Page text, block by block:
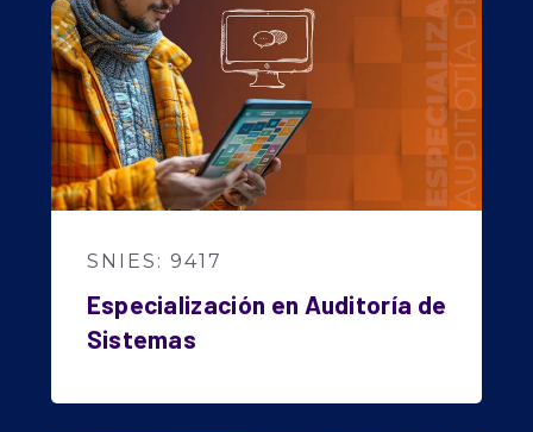
SNIES: 9417
Especialización en Auditoría de
Sistemas